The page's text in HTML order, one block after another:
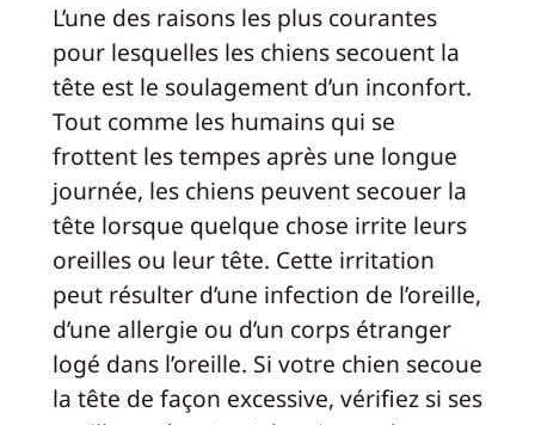
L’une des raisons les plus courantes
pour lesquelles les chiens secouent la
tête est le soulagement d’un inconfort.
Tout comme les humains qui se
frottent les tempes après une longue
journée, les chiens peuvent secouer la
tête lorsque quelque chose irrite leurs
oreilles ou leur tête. Cette irritation
peut résulter d’une infection de l’oreille,
d’une allergie ou d’un corps étranger
logé dans l’oreille. Si votre chien secoue
la tête de façon excessive, vérifiez si ses